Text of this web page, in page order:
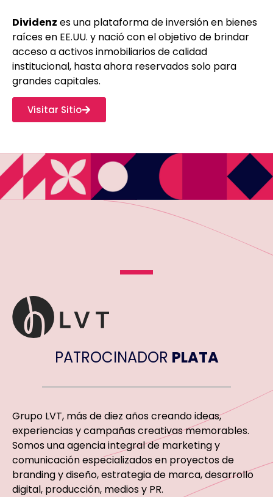
Dividenz es una plataforma de inversión en bienes
raíces en EE.UU. y nació con el objetivo de brindar
acceso a activos inmobiliarios de calidad
institucional, hasta ahora reservados solo para
grandes capitales.
Visitar Sitio
PATROCINADOR PLATA
Grupo LVT, más de diez años creando ideas,
experiencias y campañas creativas memorables.
Somos una agencia integral de marketing y
comunicación especializados en proyectos de
branding y diseño, estrategia de marca, desarrollo
digital, producción, medios y PR.